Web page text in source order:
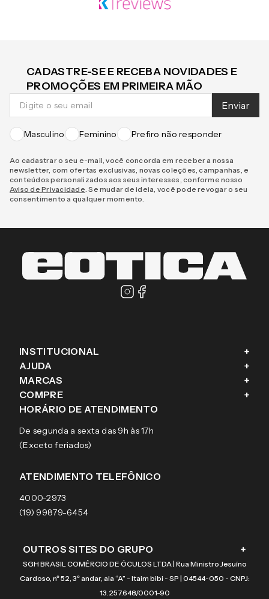
CADASTRE-SE E RECEBA NOVIDADES E
PROMOÇÕES EM PRIMEIRA MÃO
Enviar
Masculino Feminino Prefiro não responder
Ao cadastrar o seu e-mail, você concorda em receber a nossa
newsletter, com ofertas exclusivas, novas coleções, campanhas, e
conteúdos personalizados aos seus interesses, conforme nosso
Aviso de Privacidade . Se mudar de ideia, você pode revogar o seu
consentimento a qualquer momento.
INSTITUCIONAL +
Fale conosco
Blog
Sobre a eÓtica
Aviso de privacidade
Termos e condições de uso
AJUDA +
Como comprar
Trocas e Devoluções
Pagamentos
Garantias
MARCAS +
Ray-Ban
Tecnol
Arnette
Burberry
COMPRE +
Óculos de sol
Lentes de contato
HORÁRIO DE ATENDIMENTO
De segunda a sexta das 9h às 17h
(Exceto feriados)
ATENDIMENTO TELEFÔNICO
4000-2973
(19) 99879-6454
OUTROS SITES DO GRUPO +
SGH BRASIL COMÉRCIO DE ÓCULOS LTDA | Rua Ministro Jesuíno
Cardoso, nº 52, 3º andar, ala “A” - Itaim bibi - SP | 04544-050 - CNPJ:
13.257.648/0001-90